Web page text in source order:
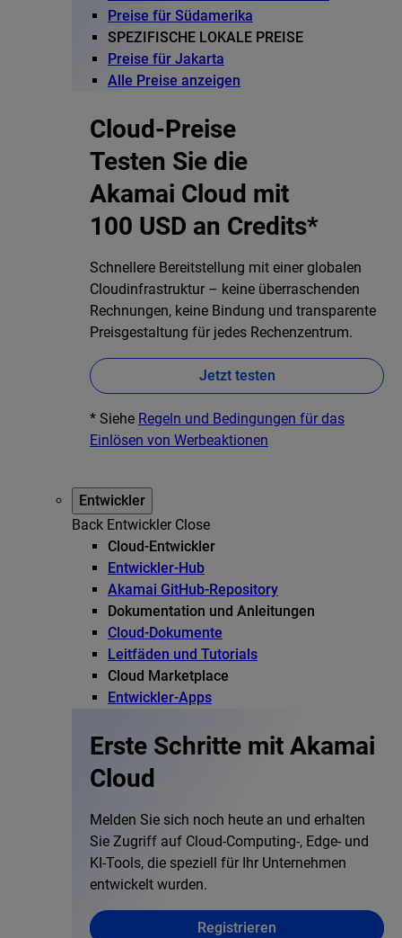
Preise für Südamerika
SPEZIFISCHE LOKALE PREISE
Preise für Jakarta
Alle Preise anzeigen
Cloud-Preise
Testen Sie die
Akamai Cloud mit
100 USD an Credits*
Schnellere Bereitstellung mit einer globalen
Cloudinfrastruktur – keine überraschenden
Rechnungen, keine Bindung und transparente
Preisgestaltung für jedes Rechenzentrum.
Jetzt testen
* Siehe Regeln und Bedingungen für das
Einlösen von Werbeaktionen
Entwickler
Back Entwickler Close
Cloud-Entwickler
Entwickler-Hub
Akamai GitHub-Repository
Dokumentation und Anleitungen
Cloud-Dokumente
Leitfäden und Tutorials
Cloud Marketplace
Entwickler-Apps
Erste Schritte mit Akamai
Cloud
Melden Sie sich noch heute an und erhalten
Sie Zugriff auf Cloud-Computing-, Edge- und
KI-Tools, die speziell für Ihr Unternehmen
entwickelt wurden.
Registrieren